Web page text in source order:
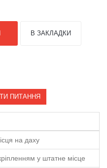
В ЗАКЛАДКИ
ПИТАННЯ
на даху
у штатне місце